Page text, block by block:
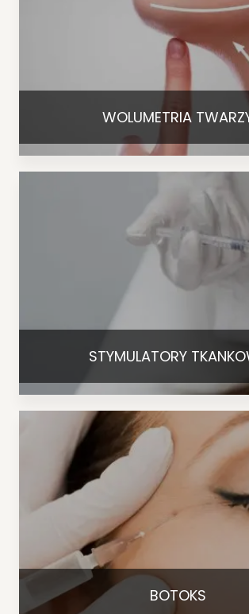
WOLUMETRIA
STYMULATORY
BOTOKS